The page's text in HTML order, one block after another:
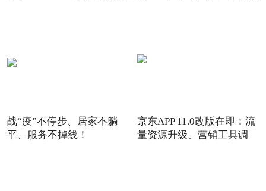
战“疫”不停步、居家不躺
平、服务不掉线！
京东APP 11.0改版在即：流
量资源升级、营销工具调